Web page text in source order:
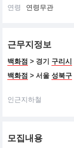
연령
연령무관
근무지정보
백화점 > 경기 구리시
백화점 > 서울 성북구
인근지하철
모집내용